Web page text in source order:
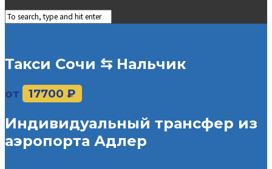
Такси Сочи ⇆ Нальчик
от 17700 ₽
Индивидуальный трансфер из
аэропорта Адлер